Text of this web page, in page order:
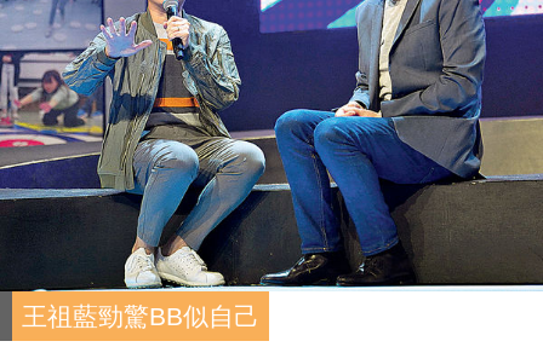
王祖藍勁驚BB似自己